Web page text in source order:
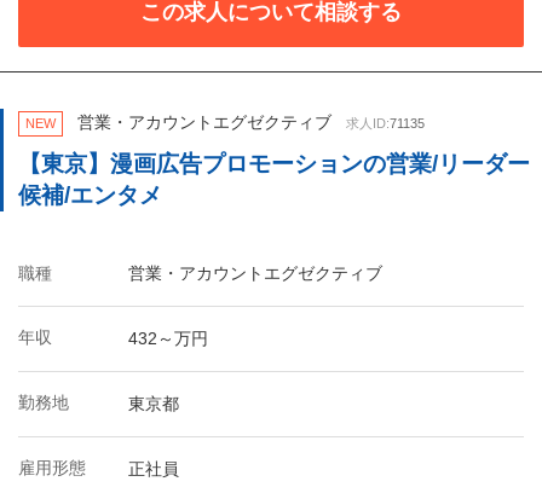
この求人について相談する
NEW 営業・アカウントエグゼクティブ 求人ID:71135
【東京】漫画広告プロモーションの営業/リーダー
候補/エンタメ
職種 営業・アカウントエグゼクティブ
年収 432～万円
勤務地 東京都
雇用形態 正社員